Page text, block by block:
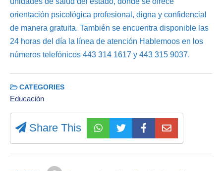
orientación psicológica profesional, digna y confidencial
de manera gratuita. También se encuentra disponible las
24 horas del día la línea de atención Hablemoos en los
números telefónicos 443 314 1617 y 443 315 9037.
CATEGORIES
Educación
Share This